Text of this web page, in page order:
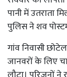
पानी में उतराता
पुलिस ने शव
गांव निवासी
जानवरों के लिए